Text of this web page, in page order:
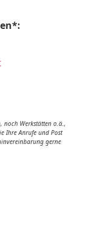
noch Werkstätten o.ä.,
Ihre Anrufe und Post
gerne